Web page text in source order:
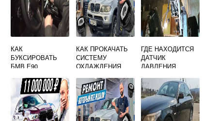
КАК
БУКСИРОВАТЬ
БМВ Е90
КАК ПРОКАЧАТЬ
СИСТЕМУ
ОХЛАЖДЕНИЯ
ГДЕ НАХОДИТСЯ
ДАТЧИК
ДАВЛЕНИЯ
Е34